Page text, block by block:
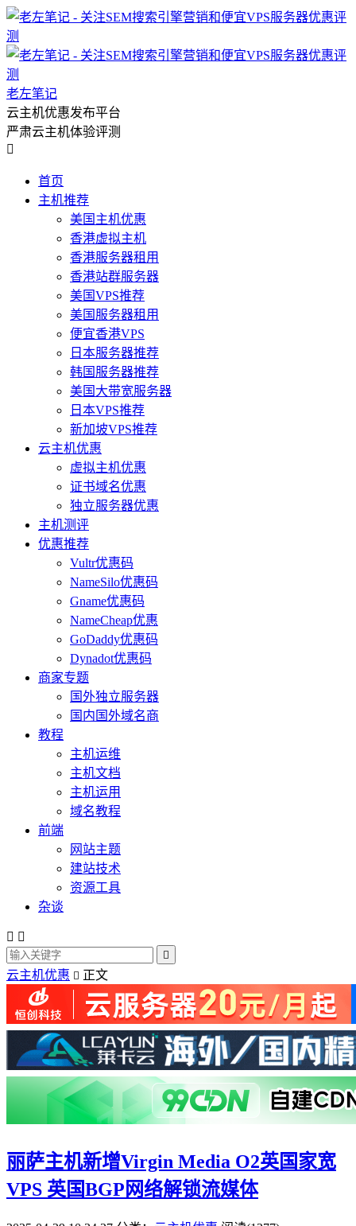
老左笔记
云主机优惠发布平台
严肃云主机体验评测

首页
主机推荐
美国主机优惠
香港虚拟主机
香港服务器租用
香港站群服务器
美国VPS推荐
美国服务器租用
便宜香港VPS
日本服务器推荐
韩国服务器推荐
美国大带宽服务器
日本VPS推荐
新加坡VPS推荐
云主机优惠
虚拟主机优惠
证书域名优惠
独立服务器优惠
主机测评
优惠推荐
Vultr优惠码
NameSilo优惠码
Gname优惠码
NameCheap优惠
GoDaddy优惠码
Dynadot优惠码
商家专题
国外独立服务器
国内国外域名商
教程
主机运维
主机文档
主机运用
域名教程
前端
网站主题
建站技术
资源工具
杂谈
 

云主机优惠  正文
丽萨主机新增Virgin Media O2英国家宽
VPS 英国BGP网络解锁流媒体